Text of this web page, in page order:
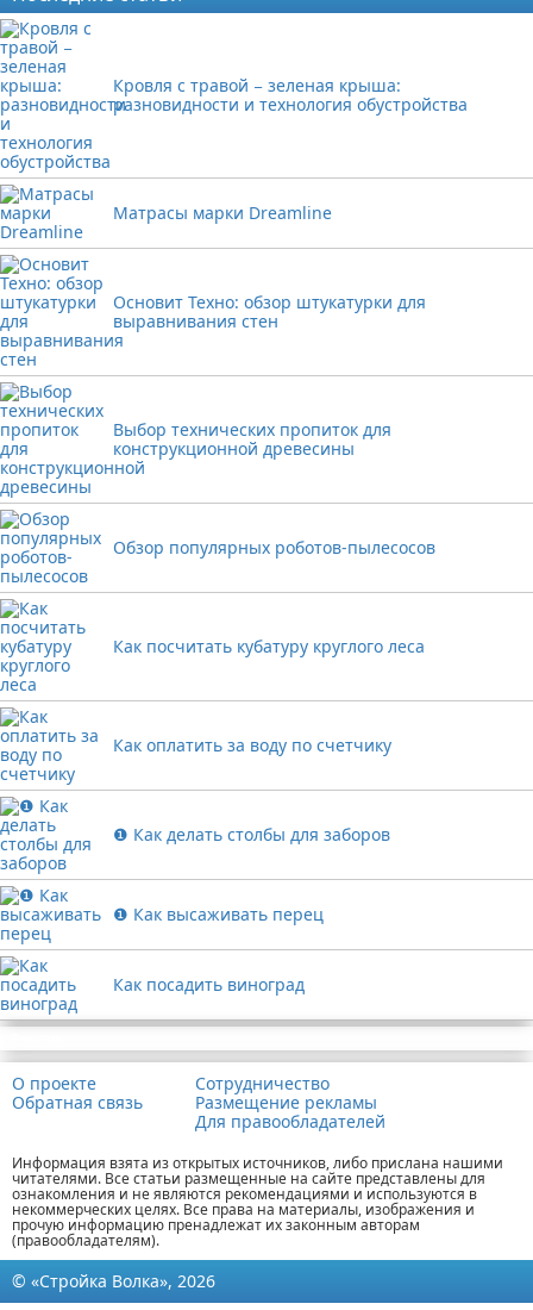
Кровля с травой − зеленая крыша:
разновидности и технология обустройства
Матрасы марки Dreamline
Основит Техно: обзор штукатурки для
выравнивания стен
Выбор технических пропиток для
конструкционной древесины
Обзор популярных роботов-пылесосов
Как посчитать кубатуру круглого леса
Как оплатить за воду по счетчику
❶ Как делать столбы для заборов
❶ Как высаживать перец
Как посадить виноград
О проекте
Обратная связь
Сотрудничество
Размещение рекламы
Для правообладателей
Информация взята из открытых источников, либо прислана нашими
читателями. Все статьи размещенные на сайте представлены для
ознакомления и не являются рекомендациями и используются в
некоммерческих целях. Все права на материалы, изображения и
прочую информацию пренадлежат их законным авторам
(правообладателям).
© «Стройка Волка», 2026